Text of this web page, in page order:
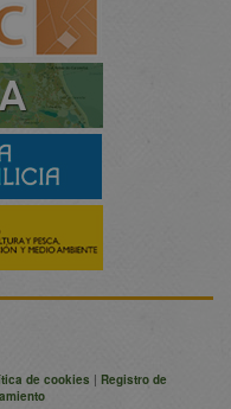
de cookies | Registro de